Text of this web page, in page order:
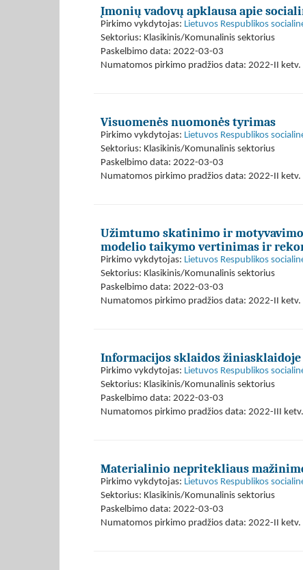
Įmonių vadovų apklausa apie
Pirkimo vykdytojas: Lietuvos Respublikos
Sektorius: Klasikinis/Komunalinis sektorius
Paskelbimo data: 2022-03-03
Numatomos pirkimo pradžios data: 2022-II
Visuomenės nuomonės tyrimas
Pirkimo vykdytojas: Lietuvos Respublikos
Sektorius: Klasikinis/Komunalinis sektorius
Paskelbimo data: 2022-03-03
Numatomos pirkimo pradžios data: 2022-II
Užimtumo skatinimo ir
modelio taikymo vertinimas ir
Pirkimo vykdytojas: Lietuvos Respublikos
Sektorius: Klasikinis/Komunalinis sektorius
Paskelbimo data: 2022-03-03
Numatomos pirkimo pradžios data: 2022-II
Informacijos sklaidos
Pirkimo vykdytojas: Lietuvos Respublikos
Sektorius: Klasikinis/Komunalinis sektorius
Paskelbimo data: 2022-03-03
Numatomos pirkimo pradžios data: 2022-III
Materialinio nepritekliaus
Pirkimo vykdytojas: Lietuvos Respublikos
Sektorius: Klasikinis/Komunalinis sektorius
Paskelbimo data: 2022-03-03
Numatomos pirkimo pradžios data: 2022-II